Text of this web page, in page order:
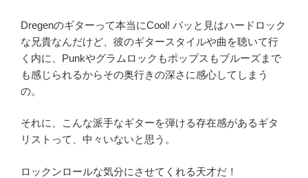
Dregenのギターって本当にCool! パッと見はハードロック
な兄貴なんだけど、彼のギタースタイルや曲を聴いて行
く内に、Punkやグラムロックもポップスもブルーズまで
も感じられるからその奥行きの深さに感心してしまう
の。
それに、こんな派手なギターを弾ける存在感があるギタ
リストって、中々いないと思う。
ロックンロールな気分にさせてくれる天才だ！